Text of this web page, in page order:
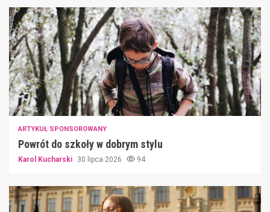
ARTYKUŁ SPONSOROWANY
Powrót do szkoły w dobrym stylu
Karol Kucharski 30 lipca 2026 94